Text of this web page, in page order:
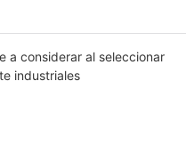
a considerar al seleccionar
industriales